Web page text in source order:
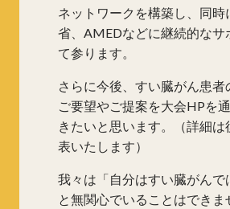
ネットワークを構築し、同時
省、AMEDなどに継続的なサ
て参ります。
さらに今後、すい臓がん患者
ご要望やご提案を大会HPを
きたいと思います。（詳細は
表いたします）
我々は「自分はすい臓がんで
と無関心でいることはできま